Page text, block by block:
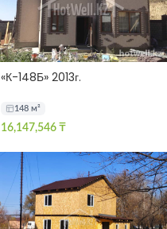
«К-148Б» 2013г.
148 м²
16,147,546 ₸